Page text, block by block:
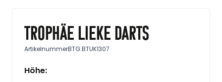
Trophäe Lieke darts
ArtikelnummerBTG.BTUK1307
Höhe: